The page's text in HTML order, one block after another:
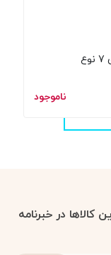
کرم شب هادالابو آبرسان خیلی عمیق حاوی 7 نوع
ناموجود
در خبرنامه